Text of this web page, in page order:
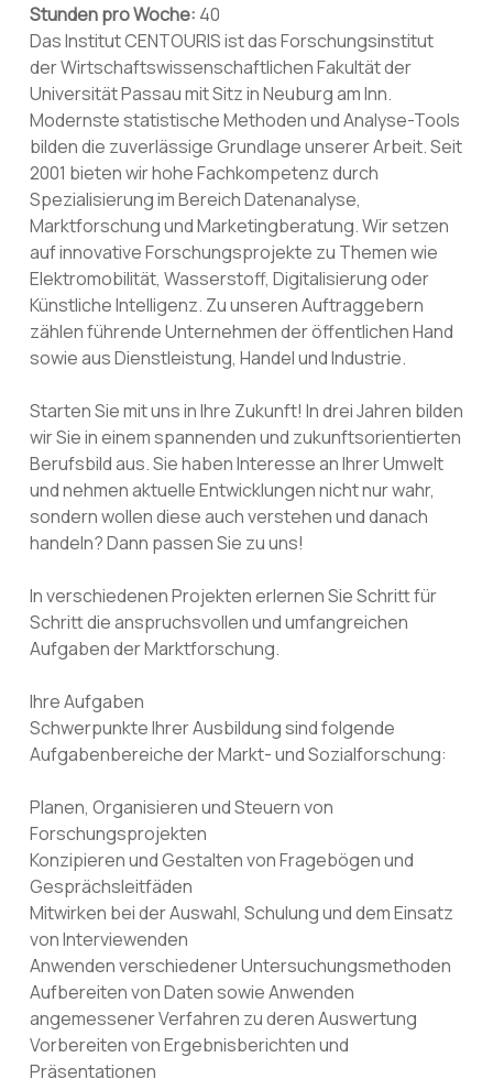
Stunden pro Woche: 40
Das Institut CENTOURIS ist das Forschungsinstitut
der Wirtschaftswissenschaftlichen Fakultät der
Universität Passau mit Sitz in Neuburg am Inn.
Modernste statistische Methoden und Analyse-Tools
bilden die zuverlässige Grundlage unserer Arbeit. Seit
2001 bieten wir hohe Fachkompetenz durch
Spezialisierung im Bereich Datenanalyse,
Marktforschung und Marketingberatung. Wir setzen
auf innovative Forschungsprojekte zu Themen wie
Elektromobilität, Wasserstoff, Digitalisierung oder
Künstliche Intelligenz. Zu unseren Auftraggebern
zählen führende Unternehmen der öffentlichen Hand
sowie aus Dienstleistung, Handel und Industrie.
Starten Sie mit uns in Ihre Zukunft! In drei Jahren bilden
wir Sie in einem spannenden und zukunftsorientierten
Berufsbild aus. Sie haben Interesse an Ihrer Umwelt
und nehmen aktuelle Entwicklungen nicht nur wahr,
sondern wollen diese auch verstehen und danach
handeln? Dann passen Sie zu uns!
In verschiedenen Projekten erlernen Sie Schritt für
Schritt die anspruchsvollen und umfangreichen
Aufgaben der Marktforschung.
Ihre Aufgaben
Schwerpunkte Ihrer Ausbildung sind folgende
Aufgabenbereiche der Markt- und Sozialforschung:
Planen, Organisieren und Steuern von
Forschungsprojekten
Konzipieren und Gestalten von Fragebögen und
Gesprächsleitfäden
Mitwirken bei der Auswahl, Schulung und dem Einsatz
von Interviewenden
Anwenden verschiedener Untersuchungsmethoden
Aufbereiten von Daten sowie Anwenden
angemessener Verfahren zu deren Auswertung
Vorbereiten von Ergebnisberichten und
Präsentationen